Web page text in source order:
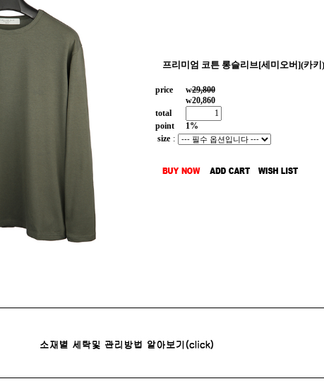
프리미엄 코튼 롱슬리브[세미오버](카키)
price w29,800
w20,860
total
point
1%
size :